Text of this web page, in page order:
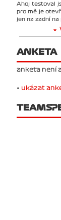
Ahoj testoval
pro mě je
jen na zadní
ANKETA
anketa není
• ukázat